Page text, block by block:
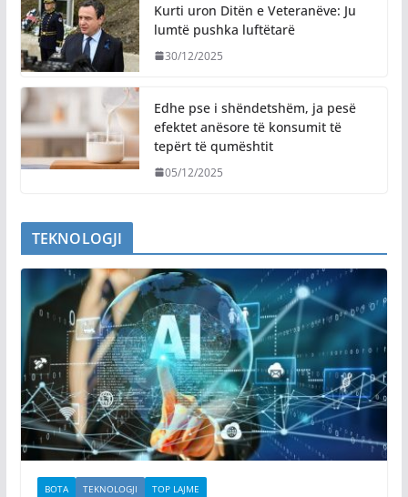
Kurti uron Ditën e Veteranëve: Ju
lumtë pushka luftëtarë
30/12/2025
Edhe pse i shëndetshëm, ja pesë
efektet anësore të konsumit të
tepërt të qumështit
05/12/2025
TEKNOLOGJI
BOTA TEKNOLOGJI TOP LAJME